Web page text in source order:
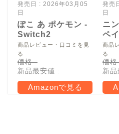
発売日 : 2026年03月05
日
ぽこ あ ポケモン -
Switch2
商品レビュー・口コミを見
る
価格 :
新品最安値 :
Amazonで見る
発売
日
ニ
ペ
円|
ド版
商品
る
価
新